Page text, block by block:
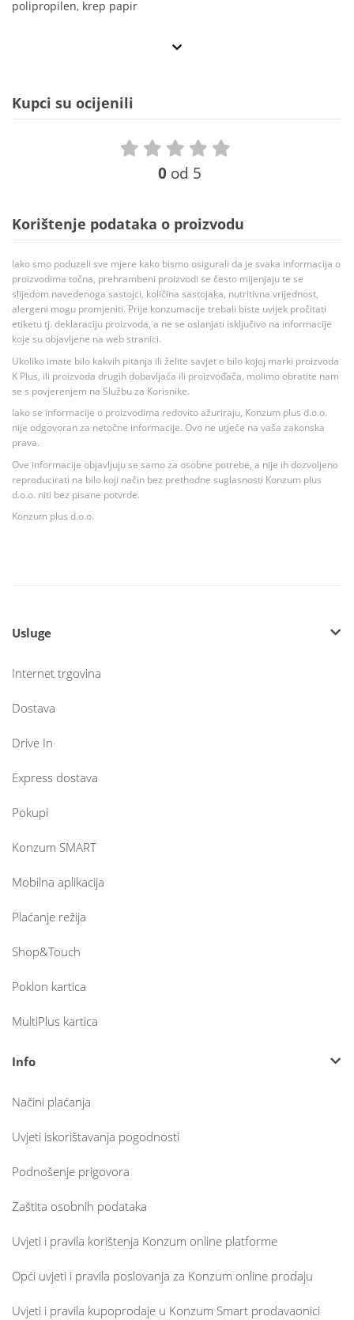
polipropilen, krep papir
Kupci su ocijenili
0 od 5
Korištenje podataka o proizvodu
Iako smo poduzeli sve mjere kako bismo osigurali da je svaka informacija o
proizvodima točna, prehrambeni proizvodi se često mijenjaju te se
slijedom navedenoga sastojci, količina sastojaka, nutritivna vrijednost,
alergeni mogu promjeniti. Prije konzumacije trebali biste uvijek pročitati
etiketu tj. deklaraciju proizvoda, a ne se oslanjati isključivo na informacije
koje su objavljene na web stranici.
Ukoliko imate bilo kakvih pitanja ili želite savjet o bilo kojoj marki proizvoda
K Plus, ili proizvoda drugih dobavljača ili proizvođača, molimo obratite nam
se s povjerenjem na Službu za Korisnike.
Iako se informacije o proizvodima redovito ažuriraju, Konzum plus d.o.o.
nije odgovoran za netočne informacije. Ovo ne utječe na vaša zakonska
prava.
Ove informacije objavljuju se samo za osobne potrebe, a nije ih dozvoljeno
reproducirati na bilo koji način bez prethodne suglasnosti Konzum plus
d.o.o. niti bez pisane potvrde.
Konzum plus d.o.o.
Usluge
Internet trgovina
Dostava
Drive In
Express dostava
Pokupi
Konzum SMART
Mobilna aplikacija
Plaćanje režija
Shop&Touch
Poklon kartica
MultiPlus kartica
Info
Načini plaćanja
Uvjeti iskorištavanja pogodnosti
Podnošenje prigovora
Zaštita osobnih podataka
Uvjeti i pravila korištenja Konzum online platforme
Opći uvjeti i pravila poslovanja za Konzum online prodaju
Uvjeti i pravila kupoprodaje u Konzum Smart prodavaonici